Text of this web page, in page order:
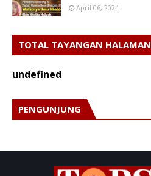
April 06, 2024
TOTAL TAYANGAN HALAMAN
undefned
PENGUNJUNG